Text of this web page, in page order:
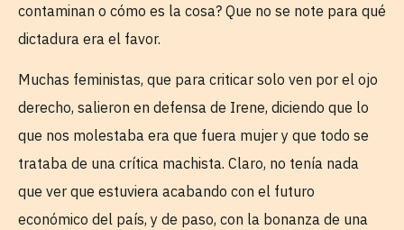
contaminan o cómo es la cosa? Que no se note para qué
dictadura era el favor.
Muchas feministas, que para criticar solo ven por el ojo
derecho, salieron en defensa de Irene, diciendo que lo
que nos molestaba era que fuera mujer y que todo se
trataba de una crítica machista. Claro, no tenía nada
que ver que estuviera acabando con el futuro
económico del país, y de paso, con la bonanza de una